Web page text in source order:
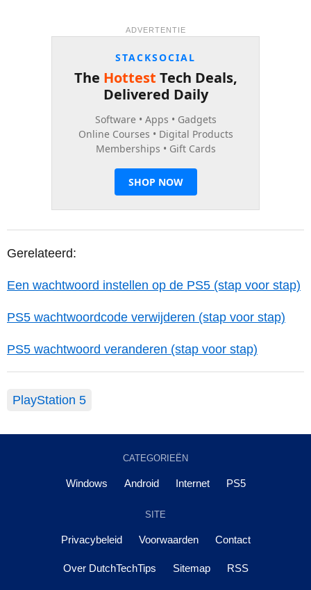
ADVERTENTIE
Gerelateerd:
Een wachtwoord instellen op de PS5 (stap voor stap)
PS5 wachtwoordcode verwijderen (stap voor stap)
PS5 wachtwoord veranderen (stap voor stap)
PlayStation 5
CATEGORIEËN
Windows Android Internet PS5
SITE
Privacybeleid Voorwaarden Contact
Over DutchTechTips Sitemap RSS